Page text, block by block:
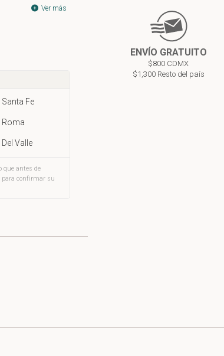
entre 1893 y
de la muerte
Ver más
Santa Fe
Roma
Del Valle
que antes de
para confirmar su
ENVÍO GRATUITO
$800 CDMX
$1,300 Resto del país